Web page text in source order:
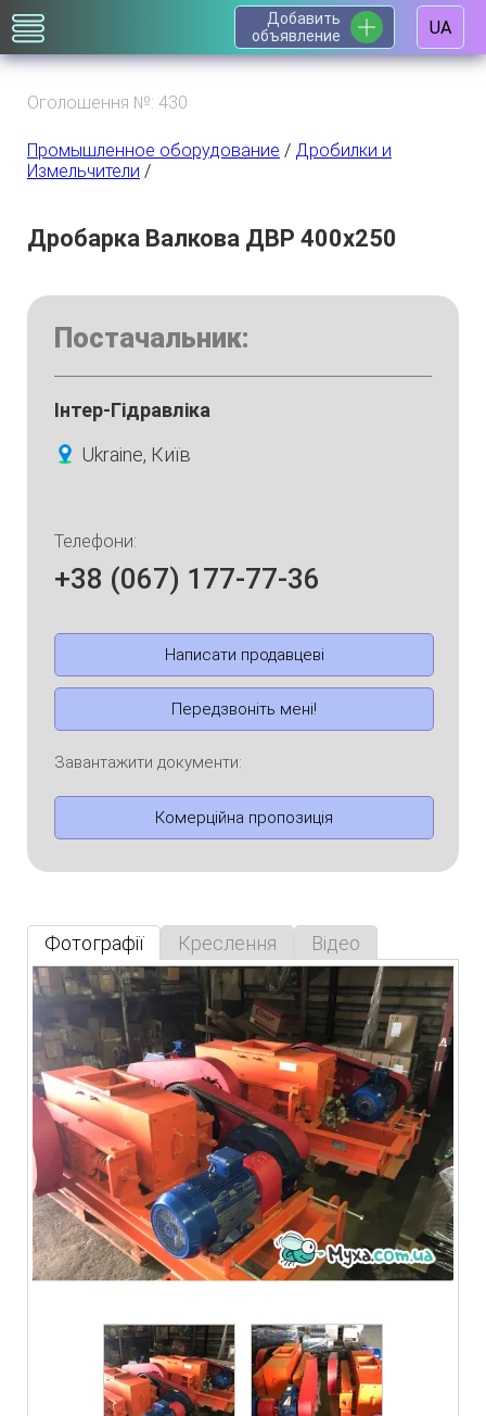
Добавить
объявление
UA
Оголошення №: 430
Промышленное оборудование / Дробилки и
Измельчители /
Дробарка Валкова ДВР 400х250
Постачальник:
Інтер-Гідравліка
Ukraine, Київ
Телефони:
+38 (067) 177-77-36
Написати продавцеві
Передзвоніть мені!
Завантажити документи:
Комерційна пропозиція
Фотографії Креслення Відео